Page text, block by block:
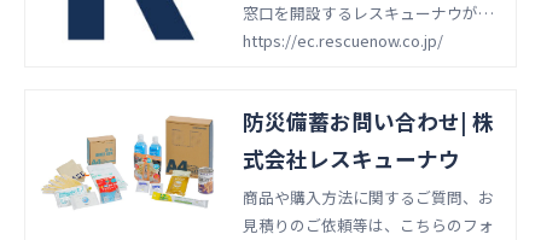
窓口を開設するレスキューナウが長
年培ったノウハウをもとに最適な防
https://ec.rescuenow.co.jp/
防災備蓄お問い合わせ| 株
式会社レスキューナウ
商品や購入方法に関するご質問、お
見積りのご依頼等は、こちらのフォ